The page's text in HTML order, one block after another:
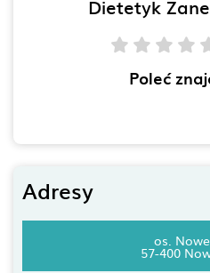
Dietetyk
Poleć
Adresy
os.
57-400